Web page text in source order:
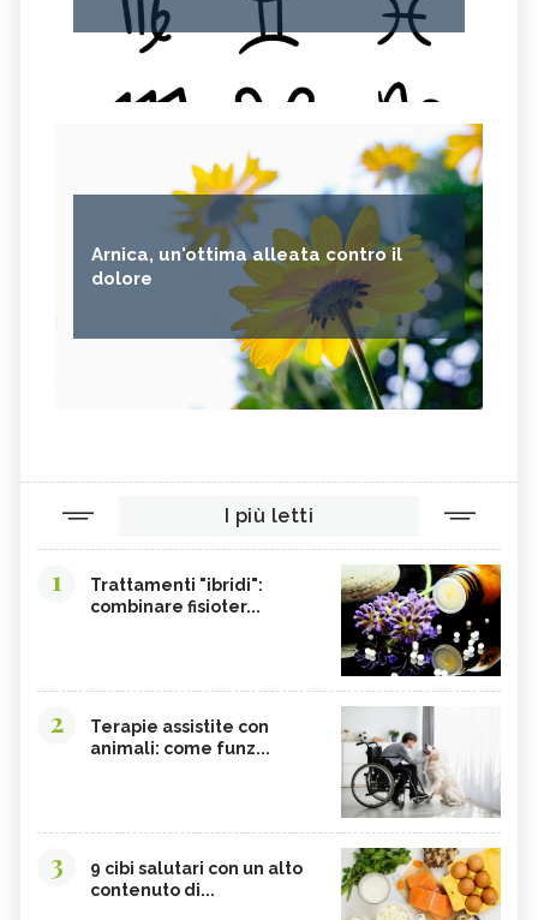
Arnica, un'ottima alleata contro il
dolore
I più letti
1
Trattamenti "ibridi":
combinare fisioter...
2
Terapie assistite con
animali: come funz...
3
9 cibi salutari con un alto
contenuto di...